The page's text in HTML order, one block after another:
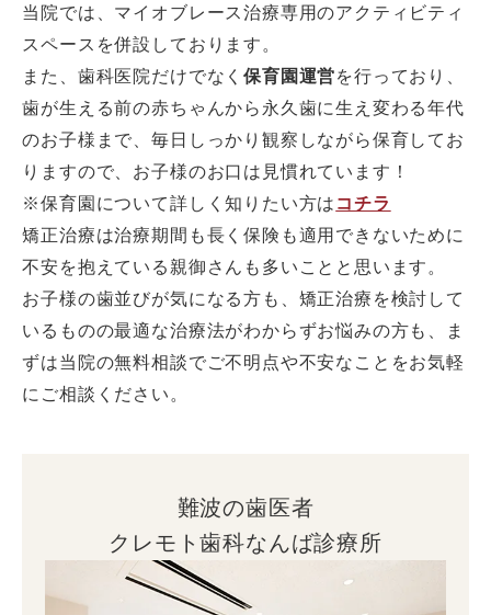
当院では、マイオブレース治療専用のアクティビティ
スペースを併設しております。
また、歯科医院だけでなく保育園運営を行っており、
歯が生える前の赤ちゃんから永久歯に生え変わる年代
のお子様まで、毎日しっかり観察しながら保育してお
りますので、お子様のお口は見慣れています！
※保育園について詳しく知りたい方は コチラ
矯正治療は治療期間も長く保険も適用できないために
不安を抱えている親御さんも多いことと思います。
お子様の歯並びが気になる方も、矯正治療を検討して
いるものの最適な治療法がわからずお悩みの方も、ま
ずは当院の無料相談でご不明点や不安なことをお気軽
にご相談ください。
難波の歯医者
クレモト歯科なんば診療所